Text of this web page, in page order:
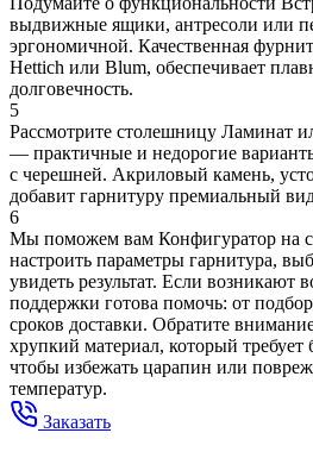
выдвижные ящики, антресоли или
эргономичной. Качественная
Hettich или Blum, обеспечивает
долговечность.
5
Рассмотрите столешницу Ламинат
— практичные и недорогие
с черешней. Акриловый камень,
добавит гарнитуру премиальный
6
Мы поможем вам Конфигуратор на
настроить параметры гарнитура,
увидеть результат. Если возникают
поддержки готова помочь: от
сроков доставки. Обратите
хрупкий материал, который
чтобы избежать царапин или
температур.
Заказать